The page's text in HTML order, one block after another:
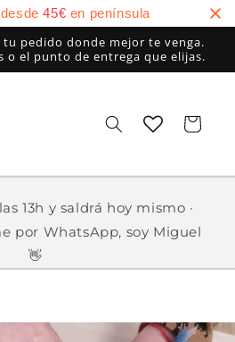
45€ en península
tu pedido donde mejor te venga.
o el punto de entrega que elijas.
Carrito
13h y saldrá hoy mismo ·
por WhatsApp, soy Miguel
👋